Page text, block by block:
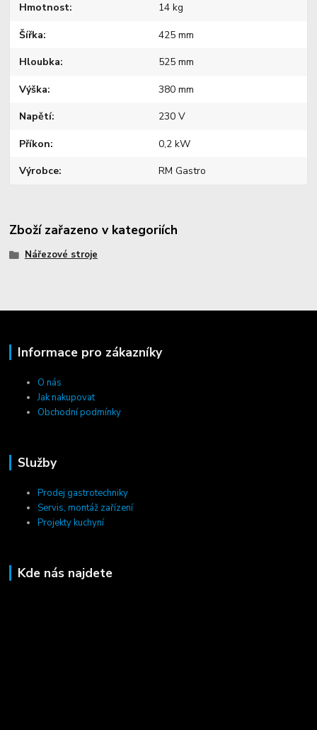
Hmotnost 14 kg
Šířka 425 mm
Hloubka 525 mm
Výška 380 mm
Napětí 230 V
Příkon 0,2 kW
Výrobce RM Gastro
Zboží zařazeno v kategoriích
Nářezové stroje
Informace pro zákazníky
O nás
Jak nakupovat
Obchodní podmínky
Služby
Prodej gastrotechniky
Servis, montáž zařízení
Projekty kuchyní
Kde nás najdete